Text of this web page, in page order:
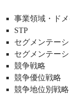
事業領域・ド
STP
セグメンテー
セグメンテー
競争戦略
競争優位戦略
競争地位別戦略